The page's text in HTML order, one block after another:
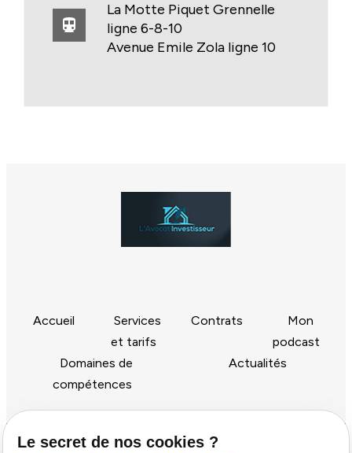
directions_subway
La Motte Piquet Grennelle
ligne 6-8-10
Avenue Emile Zola ligne 10
Accueil
Services
et tarifs
Contrats
Mon
podcast
Domaines de
compétences
Actualités
Le secret de nos cookies ?